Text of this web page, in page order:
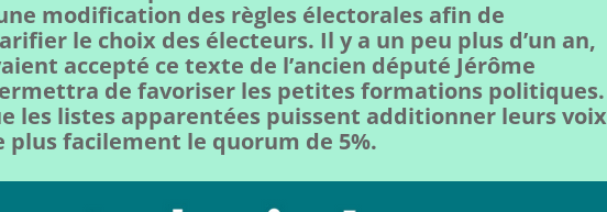
modification des règles électorales afin de
le choix des électeurs. Il y a un peu plus d’un an,
accepté ce texte de l’ancien député Jérôme
de favoriser les petites formations politiques.
les listes apparentées puissent additionner leurs voix
facilement le quorum de 5%.